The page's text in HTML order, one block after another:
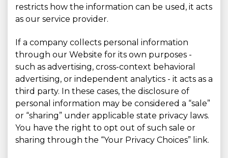
restricts how the information can be used, it acts
as our service provider.
If a company collects personal information
through our Website for its own purposes -
such as advertising, cross-context behavioral
advertising, or independent analytics - it acts as a
third party. In these cases, the disclosure of
personal information may be considered a “sale”
or “sharing” under applicable state privacy laws.
You have the right to opt out of such sale or
sharing through the “Your Privacy Choices” link.